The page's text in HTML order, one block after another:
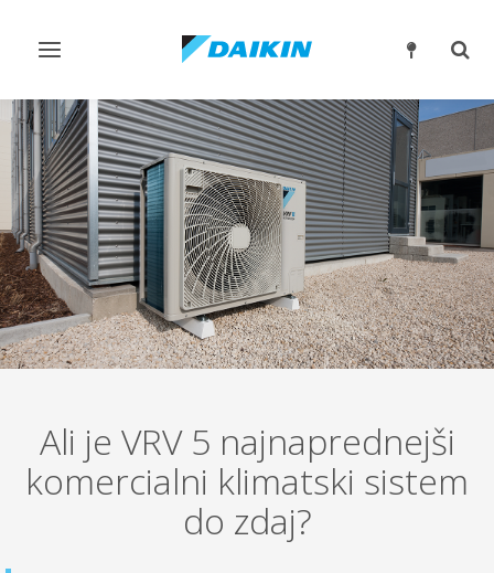
Preklop
Ali je VRV 5 najnaprednejši
komercialni klimatski sistem
do zdaj?